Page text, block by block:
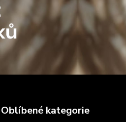
Oblíbené kategorie